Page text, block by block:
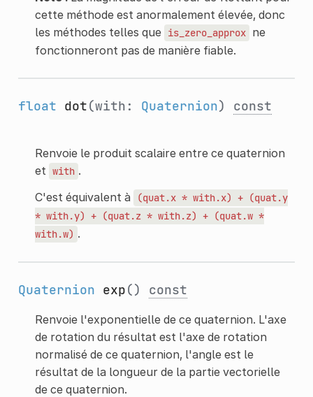
cette méthode est anormalement élevée, donc
les méthodes telles que is_zero_approx ne
fonctionneront pas de manière fiable.
float dot(with: Quaternion) const
Renvoie le produit scalaire entre ce quaternion
et with .
C'est équivalent à
(quat.x * with.x) + (quat.y
* with.y) + (quat.z * with.z) + (quat.w *
with.w) .
Quaternion exp() const
Renvoie l'exponentielle de ce quaternion. L'axe
de rotation du résultat est l'axe de rotation
normalisé de ce quaternion, l'angle est le
résultat de la longueur de la partie vectorielle
de ce quaternion.